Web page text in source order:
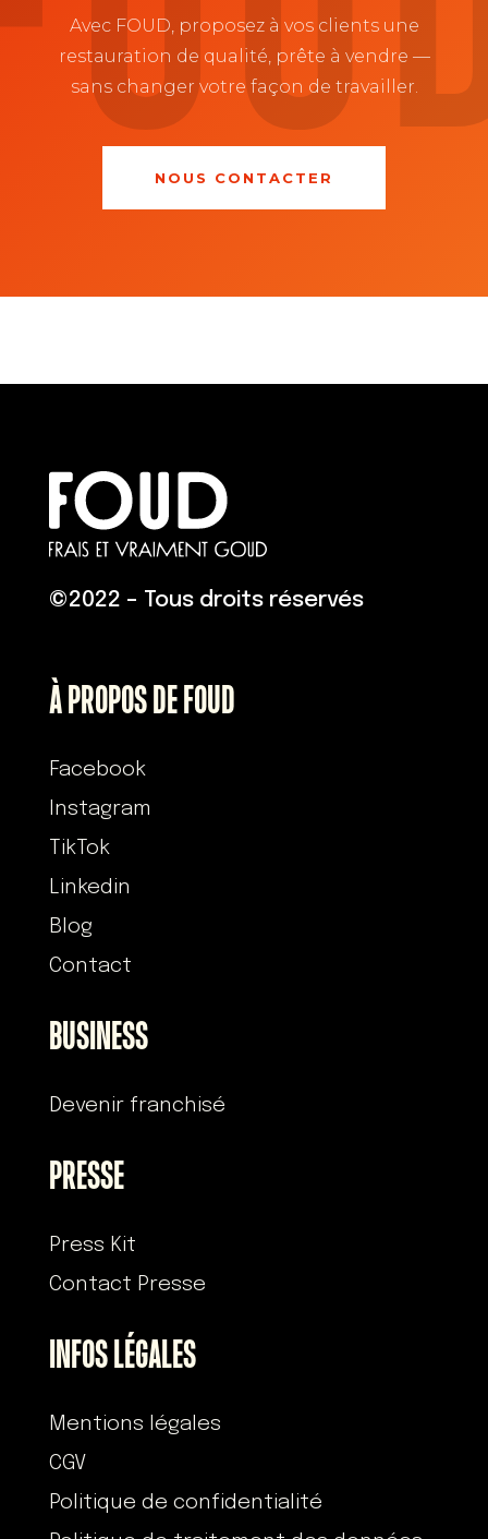
Avec FOUD, proposez à vos clients une
restauration de qualité, prête à vendre —
sans changer votre façon de travailler.
NOUS CONTACTER
©2022 – Tous droits réservés
À PROPOS DE FOUD
Facebook
Instagram
TikTok
Linkedin
Blog
Contact
BUSINESS
Devenir franchisé
PRESSE
Press Kit
Contact Presse
INFOS LÉGALES
Mentions légales
CGV
Politique de confidentialité